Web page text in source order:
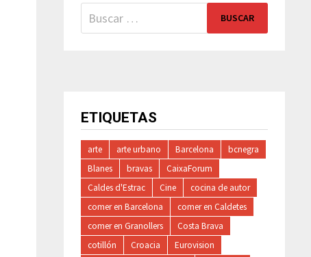
Buscar:
ETIQUETAS
arte arte urbano Barcelona
bcnegra
Blanes
bravas
CaixaForum
Caldes d'Estrac
Cine
cocina de autor
comer en Barcelona
comer en Caldetes
comer en Granollers
Costa Brava
cotillón
Croacia
Eurovision